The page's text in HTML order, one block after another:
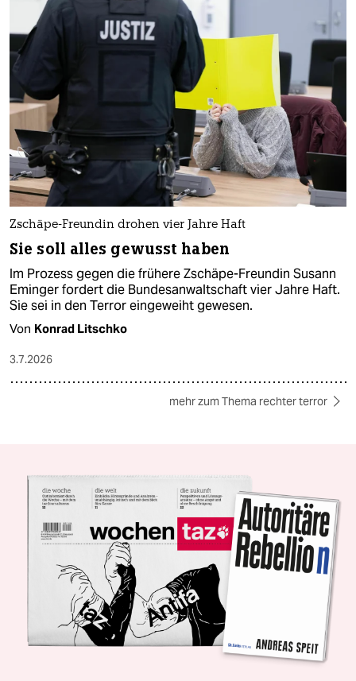
Zschäpe-Freundin drohen vier Jahre Haft
Sie soll alles gewusst haben
Im Prozess gegen die frühere Zschäpe-Freundin Susann
Eminger fordert die Bundesanwaltschaft vier Jahre Haft.
Sie sei in den Terror eingeweiht gewesen.
Von Konrad Litschko
3.7.2026
mehr zum Thema rechter terror